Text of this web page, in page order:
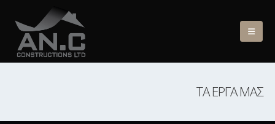
ΤΑ ΈΡΓΑ ΜΑΣ